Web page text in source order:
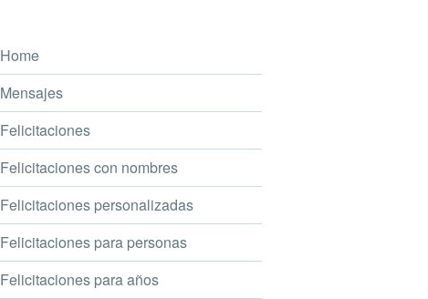
Home
Mensajes
Felicitaciones
Felicitaciones con nombres
Felicitaciones personalizadas
Felicitaciones para personas
Felicitaciones para años